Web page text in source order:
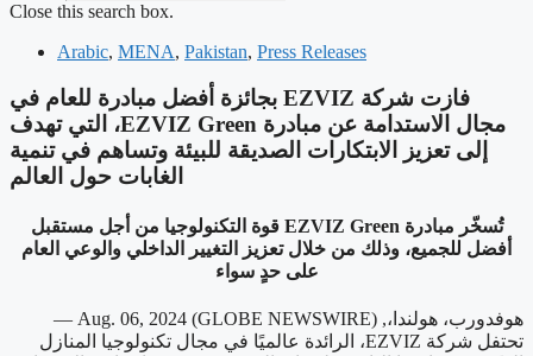
Close this search box.
Arabic, MENA, Pakistan, Press Releases
‫فازت شركة EZVIZ بجائزة أفضل مبادرة للعام في
مجال الاستدامة عن مبادرة EZVIZ Green، التي تهدف
إلى تعزيز الابتكارات الصديقة للبيئة وتساهم في تنمية
الغابات حول العالم
تُسخّر مبادرة EZVIZ Green قوة التكنولوجيا من أجل مستقبل
أفضل للجميع، وذلك من خلال تعزيز التغيير الداخلي والوعي العام
على حدٍ سواء
هوفدورب، هولندا،, Aug. 06, 2024 (GLOBE NEWSWIRE) —
تحتفل شركة EZVIZ، الرائدة عالميًا في مجال تكنولوجيا المنازل